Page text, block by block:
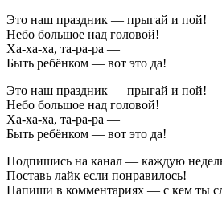
Это наш праздник — прыгай и пой!
Небо большое над головой!
Ха-ха-ха, та-ра-ра —
Быть ребёнком — вот это да!
Это наш праздник — прыгай и пой!
Небо большое над головой!
Ха-ха-ха, та-ра-ра —
Быть ребёнком — вот это да!
Подпишись на канал — каждую
Поставь лайк если понравилось!
Напиши в комментариях — с кем ты